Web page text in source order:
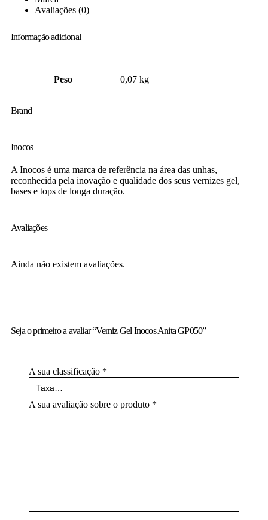
Avaliações (0)
Informação adicional
Peso 0,07 kg
Brand
Inocos
A Inocos é uma marca de referência na área das unhas,
reconhecida pela inovação e qualidade dos seus vernizes gel,
bases e tops de longa duração.
Avaliações
Ainda não existem avaliações.
Seja o primeiro a avaliar “Verniz Gel Inocos Anita GP050”
A sua classificação *
A sua avaliação sobre o produto *